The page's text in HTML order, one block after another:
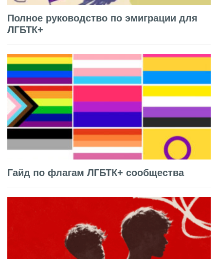
Полное руководство по эмиграции для
ЛГБТК+
Гайд по флагам ЛГБТК+ сообщества